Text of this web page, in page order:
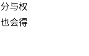
与权
会得